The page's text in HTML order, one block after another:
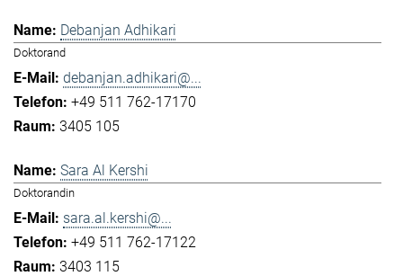
Debanjan Adhikari
Doktorand
debanjan.adhikari@...
+49 511 762-17170
3405 105
Sara Al Kershi
Doktorandin
sara.al.kershi@...
+49 511 762-17122
3403 115